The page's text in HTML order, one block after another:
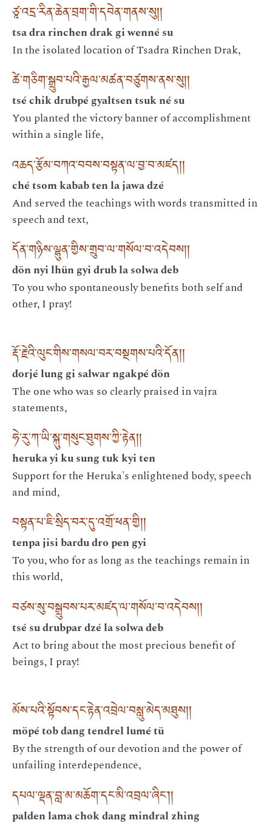
ཙཱ་འདྲ་རིན་ཆེན་བྲག་གི་དབེན་གནས་སུ། །
tsa dra rinchen drak gi wenné su
In the isolated location of Tsadra Rinchen Drak,
ཚེ་གཅིག་སྒྲུབ་པའི་རྒྱལ་མཚན་བཙུགས་ནས་སུ། །
tsé chik drubpé gyaltsen tsuk né su
You planted the victory banner of accomplishment
within a single life,
འཆད་རྩོམ་བཀའ་བབས་བསྟན་ལ་བྱ་བ་མཛད། །
ché tsom kabab ten la jawa dzé
And served the teachings with words transmitted in
speech and text,
དོན་གཉིས་ལྷུན་གྱིས་གྲུབ་ལ་གསོལ་བ་འདེབས། །
dön nyi lhün gyi drub la solwa deb
To you who spontaneously benefits both self and
other, I pray!
རྡོ་རྗེའི་ལུང་གིས་གསལ་བར་བསྔགས་པའི་དོན། །
dorjé lung gi salwar ngakpé dön
The one who was so clearly praised in vajra
statements,
ཧེ་རུ་ཀ་ཡི་སྐུ་གསུང་ཐུགས་ཀྱི་རྟེན། །
heruka yi ku sung tuk kyi ten
Support for the Heruka's enlightened body, speech
and mind,
བསྟན་པ་ཇི་སྲིད་བར་དུ་འགྲོ་ཕན་གྱི། །
tenpa jisi bardu dro pen gyi
To you, who for as long as the teachings remain in
this world,
བཙས་སུ་བསྒྲུབས་པར་མཛད་ལ་གསོལ་བ་འདེབས། །
tsé su drubpar dzé la solwa deb
Act to bring about the most precious benefit of
beings, I pray!
མོས་པའི་སྟོབས་དང་རྟེན་འབྲེལ་བསླུ་མེད་མཐུས། །
möpé tob dang tendrel lumé tü
By the strength of our devotion and the power of
unfailing interdependence,
དཔལ་ལྡན་བླ་མ་མཆོག་དང་མི་འབྲལ་ཞིང༌། །
palden lama chok dang mindral zhing